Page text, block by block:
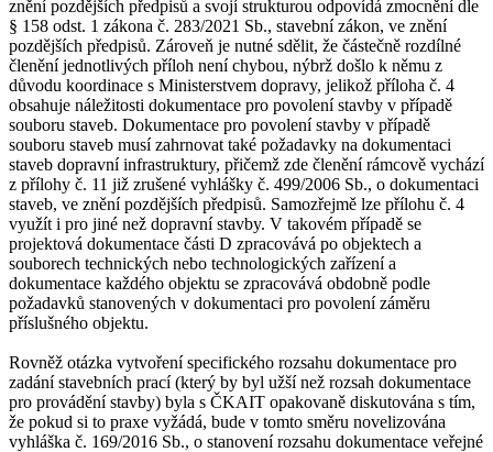
znění pozdějších předpisů a svojí strukturou odpovídá zmocnění dle
§ 158 odst. 1 zákona č. 283/2021 Sb., stavební zákon, ve znění
pozdějších předpisů. Zároveň je nutné sdělit, že částečně rozdílné
členění jednotlivých příloh není chybou, nýbrž došlo k němu z
důvodu koordinace s Ministerstvem dopravy, jelikož příloha č. 4
obsahuje náležitosti dokumentace pro povolení stavby v případě
souboru staveb. Dokumentace pro povolení stavby v případě
souboru staveb musí zahrnovat také požadavky na dokumentaci
staveb dopravní infrastruktury, přičemž zde členění rámcově vychází
z přílohy č. 11 již zrušené vyhlášky č. 499/2006 Sb., o dokumentaci
staveb, ve znění pozdějších předpisů. Samozřejmě lze přílohu č. 4
využít i pro jiné než dopravní stavby. V takovém případě se
projektová dokumentace části D zpracovává po objektech a
souborech technických nebo technologických zařízení a
dokumentace každého objektu se zpracovává obdobně podle
požadavků stanovených v dokumentaci pro povolení záměru
příslušného objektu.
Rovněž otázka vytvoření specifického rozsahu dokumentace pro
zadání stavebních prací (který by byl užší než rozsah dokumentace
pro provádění stavby) byla s ČKAIT opakovaně diskutována s tím,
že pokud si to praxe vyžádá, bude v tomto směru novelizována
vyhláška č. 169/2016 Sb., o stanovení rozsahu dokumentace veřejné